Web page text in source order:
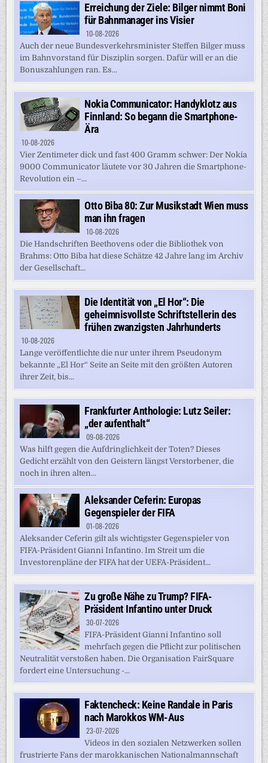
Erreichung der Ziele: Bilger nimmt Boni
für Bahnmanager ins Visier
10-08-2026
Auch der neue Bundesverkehrsminister Steffen Bilger muss
im Bahnvorstand für Disziplin sorgen. Dafür will er an die
Bonuszahlungen ran. Es...
Nokia Communicator: Handyklotz aus
Finnland: So begann die Smartphone-
Ära
10-08-2026
Vier Zentimeter dick und fast 400 Gramm schwer: Der Nokia
9000 Communicator läutete vor 30 Jahren die Smartphone-
Revolution ein –...
Otto Biba 80: Zur Musikstadt Wien muss
man ihn fragen
10-08-2026
Die Handschriften Beethovens oder die Bibliothek von
Brahms: Otto Biba hat diese Schätze 42 Jahre lang im Archiv
der Gesellschaft...
Die Identität von „El Hor“: Die
geheimnisvollste Schriftstellerin des
frühen zwanzigsten Jahrhunderts
10-08-2026
Lange veröffentlichte die nur unter ihrem Pseudonym
bekannte „El Hor“ Seite an Seite mit den größten Autoren
ihrer Zeit, bis...
Frankfurter Anthologie: Lutz Seiler:
„der aufenthalt“
09-08-2026
Was hilft gegen die Aufdringlichkeit der Toten? Dieses
Gedicht erzählt von den Geistern längst Verstorbener, die
noch in ihren alten...
Aleksander Ceferin: Europas
Gegenspieler der FIFA
01-08-2026
Aleksander Ceferin gilt als wichtigster Gegenspieler von
FIFA-Präsident Gianni Infantino. Im Streit um die
Investorenpläne der FIFA hat der UEFA-Präsident...
Zu große Nähe zu Trump? FIFA-
Präsident Infantino unter Druck
30-07-2026
FIFA-Präsident Gianni Infantino soll
mehrfach gegen die Pflicht zur politischen
Neutralität verstoßen haben. Die Organisation FairSquare
fordert eine Untersuchung -...
Faktencheck: Keine Randale in Paris
nach Marokkos WM-Aus
23-07-2026
Videos in den sozialen Netzwerken sollen
frustrierte Fans der marokkanischen Nationalmannschaft